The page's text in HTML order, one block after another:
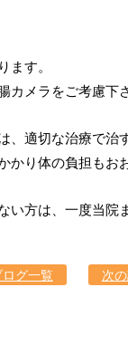
す。
メラをご考慮下さ
適切な治療で治
り体の負担もお
方は、一度当院
グ一覧 次